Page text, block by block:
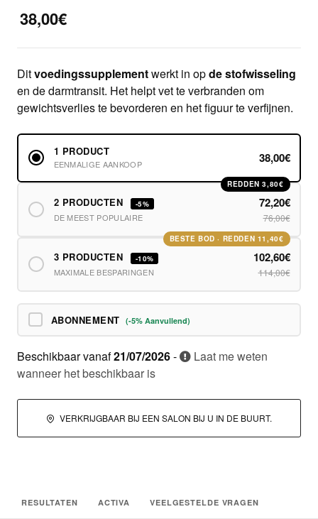
38,00€
Ditvoedingssupplementwerkt in opde stofwisseling
en de darmtransit. Het helpt vet te verbranden om
gewichtsverlies te bevorderen en het figuur te verfijnen.
1 PRODUCT
EENMALIGE AANKOOP 38,00€
REDDEN 3,80€
2 PRODUCTEN -5%
DE MEEST POPULAIRE
72,20€
76,00€
BESTE BOD · REDDEN 11,40€
3 PRODUCTEN -10%
MAXIMALE BESPARINGEN
102,60€
114,00€
ABONNEMENT (-5% Aanvullend)
Beschikbaar vanaf21/07/2026-
Laat me weten
wanneer het beschikbaar is
VERKRIJGBAAR BIJ EEN SALON BIJ U IN DE BUURT.
RESULTATEN ACTIVA VEELGESTELDE VRAGEN